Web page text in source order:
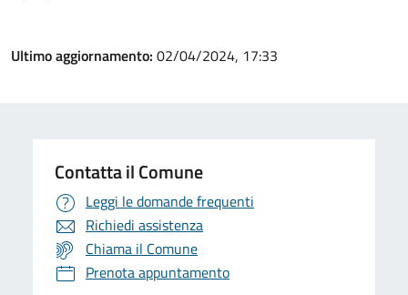
Ultimo aggiornamento: 02/04/2024, 17:33
Contatta il Comune
Leggi le domande frequenti
Richiedi assistenza
Chiama il Comune
Prenota appuntamento